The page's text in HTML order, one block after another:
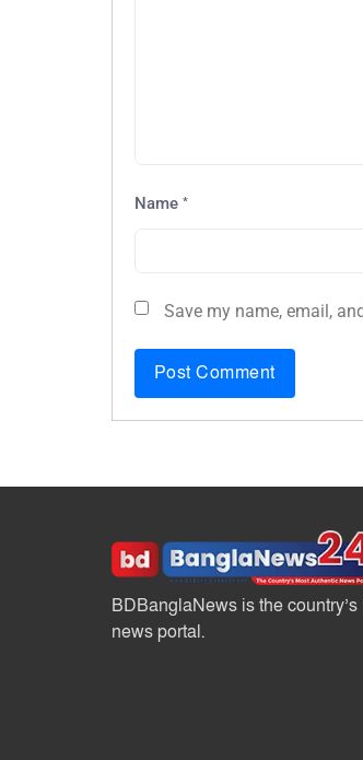
Name *
Save my name, email,
BDBanglaNews is the
news portal.